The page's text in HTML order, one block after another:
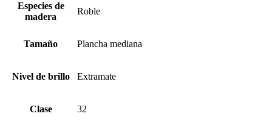
Especies de
madera
Roble
Tamaño Plancha mediana
Nivel de brillo Extramate
Clase 32